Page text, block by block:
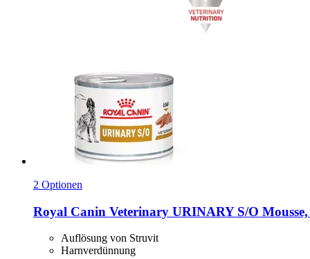
2 Optionen
Royal Canin Veterinary URINARY S/O Mousse,
Auflösung von Struvit
Harnverdünnung